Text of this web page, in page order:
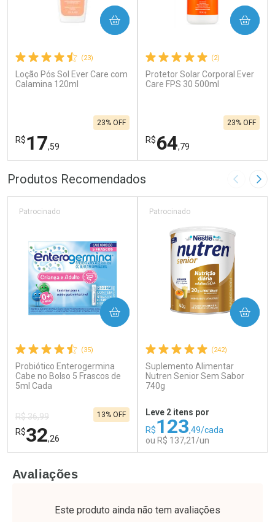
(23)
Loção Pós Sol Ever Care com
Calamina 120ml
R$17,59
23% OFF
COMPRAR
FECHAR
Laboratório
Ativar Desconto
Por R$ 17,59/cada
FECHAR
Por Menos
Comprar sem Desconto
(2)
Protetor Solar Corporal Ever
Care FPS 30 500ml
R$64,79
23% OFF
COMPRAR
Laboratório
Ativar Desconto
Por R$ 64,79/cada
Por Menos
Comprar sem Desconto
Produtos Recomendados Imagem
(35)
Probiótico Enterogermina
Cabe no Bolso 5 Frascos de
5ml Cada
Patrocinado
R$ 36,99
R$32,26
13% OFF
COMPRAR
Laboratório
Por Menos
(242)
Suplemento Alimentar
Nutren Senior Sem Sabor
740g
Patrocinado
Leve 2 itens por
R$123,49/cada
ou R$ 137,21/un
COMPRAR
Laboratório
Por Menos
Avaliações
Este produto ainda não tem avaliações